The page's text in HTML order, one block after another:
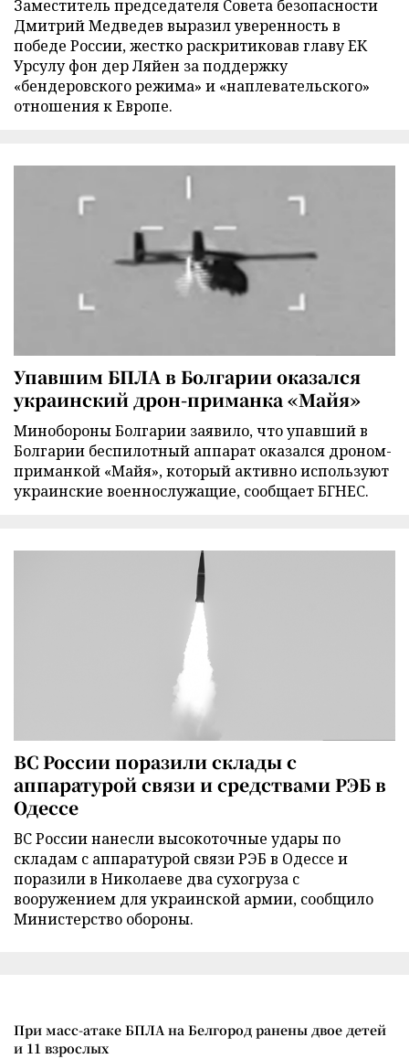
Заместитель председателя Совета безопасности
Дмитрий Медведев выразил уверенность в
победе России, жестко раскритиковав главу ЕК
Урсулу фон дер Ляйен за поддержку
«бендеровского режима» и «наплевательского»
отношения к Европе.
Упавшим БПЛА в Болгарии оказался
украинский дрон-приманка «Майя»
Минобороны Болгарии заявило, что упавший в
Болгарии беспилотный аппарат оказался дроном-
приманкой «Майя», который активно используют
украинские военнослужащие, сообщает БГНЕС.
ВС России поразили склады с
аппаратурой связи и средствами РЭБ в
Одессе
ВС России нанесли высокоточные удары по
складам с аппаратурой связи РЭБ в Одессе и
поразили в Николаеве два сухогруза с
вооружением для украинской армии, сообщило
Министерство обороны.
При масс-атаке БПЛА на Белгород ранены двое детей
и 11 взрослых